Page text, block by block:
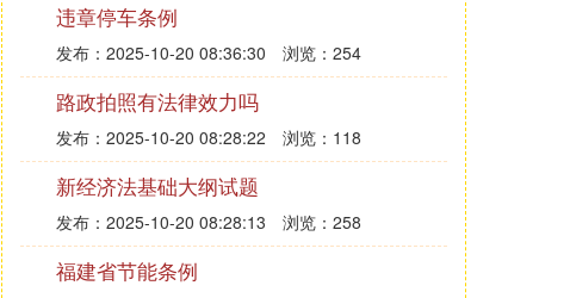
违章停车条例
发布：2025-10-20 08:36:30 浏览：254
路政拍照有法律效力吗
发布：2025-10-20 08:28:22 浏览：118
新经济法基础大纲试题
发布：2025-10-20 08:28:13 浏览：258
福建省节能条例